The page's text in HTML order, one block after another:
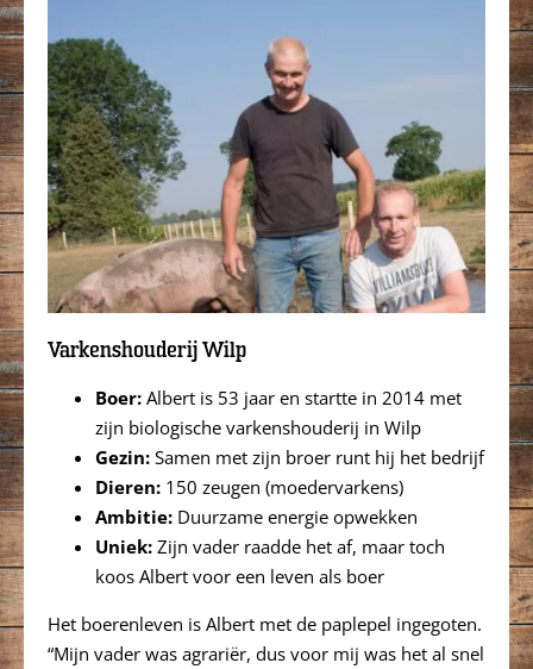
Varkenshouderij Wilp
Boer: Albert is 53 jaar en startte in 2014 met
zijn biologische varkenshouderij in Wilp
Gezin: Samen met zijn broer runt hij het bedrijf
Dieren: 150 zeugen (moedervarkens)
Ambitie: Duurzame energie opwekken
Uniek: Zijn vader raadde het af, maar toch
koos Albert voor een leven als boer
Het boerenleven is Albert met de paplepel ingegoten.
“Mijn vader was agrariër, dus voor mij was het al snel